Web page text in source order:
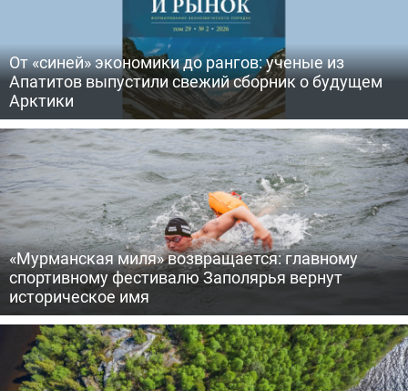
От «синей» экономики до рангов: ученые из
Апатитов выпустили свежий сборник о будущем
Арктики
«Мурманская миля» возвращается: главному
спортивному фестивалю Заполярья вернут
историческое имя